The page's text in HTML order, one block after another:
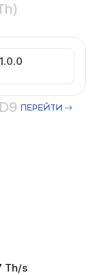
ПЕРЕЙТИ
Th/s